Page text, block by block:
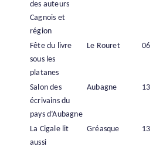
des auteurs
Cagnois et
région
Fête du livre
sous les
platanes
Le Rouret 06
Salon des
écrivains du
pays d’Aubagne
Aubagne 13
La Cigale lit
aussi
Gréasque 13